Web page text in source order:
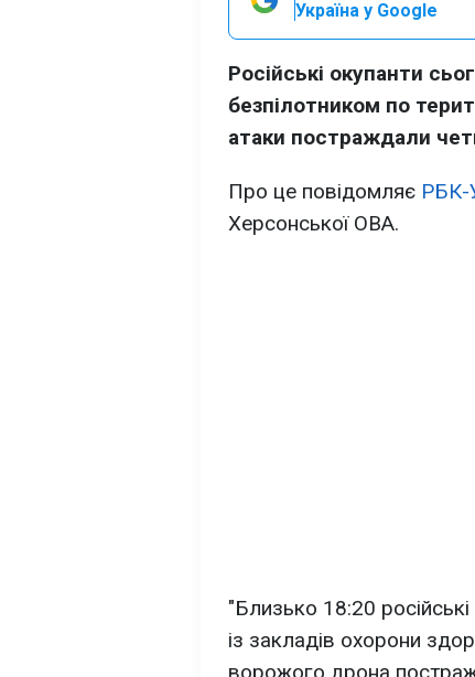
Україна у Google
Російські окупанти
безпілотником по
атаки постраждали
Про це повідомляє РБК-
Херсонської ОВА.
"Близько 18:20
із закладів охорони